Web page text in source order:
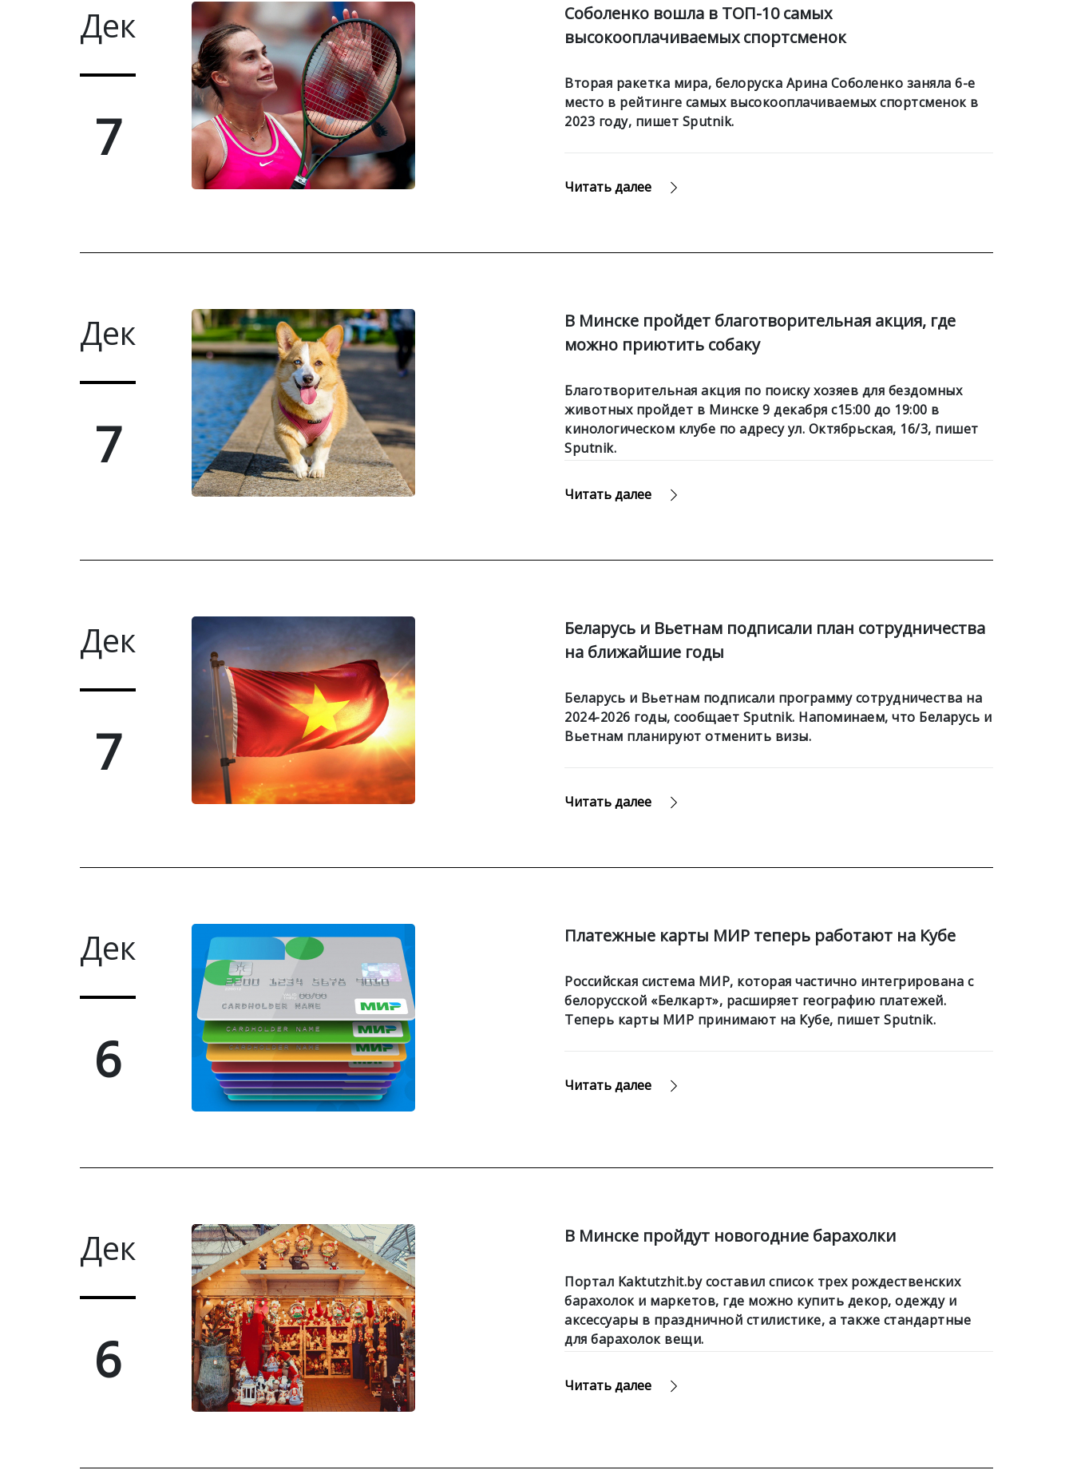
Дек
7
Соболенко вошла в ТОП-10 самых
высокооплачиваемых спортсменок
Вторая ракетка мира, белоруска Арина Соболенко заняла 6-е
место в рейтинге самых высокооплачиваемых спортсменок в
2023 году, пишет Sputnik.
Читать далее
Дек
7
В Минске пройдет благотворительная акция, где
можно приютить собаку
Благотворительная акция по поиску хозяев для бездомных
животных пройдет в Минске 9 декабря с15:00 до 19:00 в
кинологическом клубе по адресу ул. Октябрьская, 16/3, пишет
Sputnik.
Читать далее
Дек
7
Беларусь и Вьетнам подписали план сотрудничества
на ближайшие годы
Беларусь и Вьетнам подписали программу сотрудничества на
2024-2026 годы, сообщает Sputnik. Напоминаем, что Беларусь и
Вьетнам планируют отменить визы.
Читать далее
Дек
6
Платежные карты МИР теперь работают на Кубе
Российская система МИР, которая частично интегрирована с
белорусской «Белкарт», расширяет географию платежей.
Теперь карты МИР принимают на Кубе, пишет Sputnik.
Читать далее
Дек
6
В Минске пройдут новогодние барахолки
Портал Kaktutzhit.by составил список трех рождественских
барахолок и маркетов, где можно купить декор, одежду и
аксессуары в праздничной стилистике, а также стандартные
для барахолок вещи.
Читать далее